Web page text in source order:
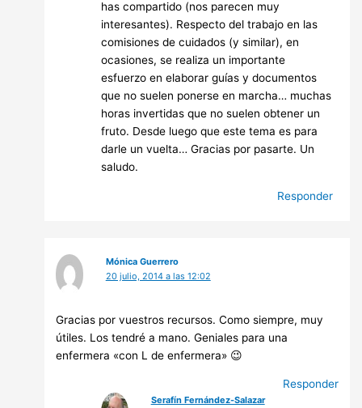
has compartido (nos parecen muy
interesantes). Respecto del trabajo en las
comisiones de cuidados (y similar), en
ocasiones, se realiza un importante
esfuerzo en elaborar guías y documentos
que no suelen ponerse en marcha… muchas
horas invertidas que no suelen obtener un
fruto. Desde luego que este tema es para
darle un vuelta… Gracias por pasarte. Un
saludo.
Responder
Mónica Guerrero
20 julio, 2014 a las 12:02
Gracias por vuestros recursos. Como siempre, muy
útiles. Los tendré a mano. Geniales para una
enfermera «con L de enfermera» 😉
Responder
Serafín Fernández-Salazar